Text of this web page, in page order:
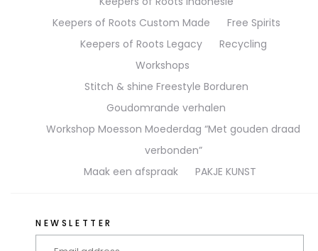
Keepers of Roots Custom Made
Free Spirits
Keepers of Roots Legacy
Recycling
Workshops
Stitch & shine Freestyle Borduren
Goudomrande verhalen
Workshop Moesson Moederdag “Met gouden draad
verbonden”
Maak een afspraak
PAKJE KUNST
NEWSLETTER